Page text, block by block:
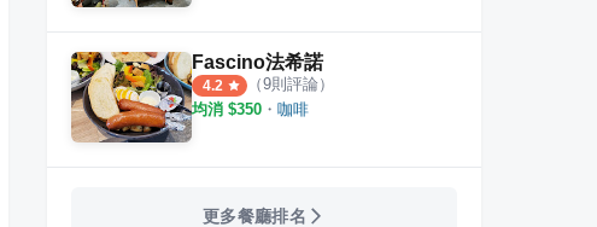
塔吉特千層蛋糕 台中美術館店
Fascino法希諾
4.2 （9則評論）
均消 $350 ・ 咖啡
更多餐廳排名